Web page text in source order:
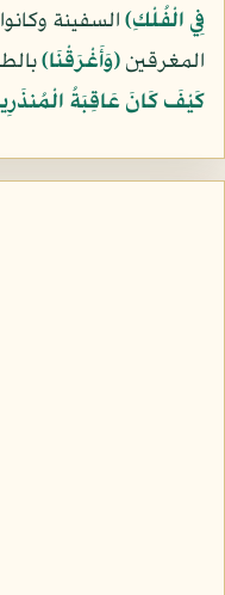
فِي الْفُلْكِ﴾السفينة
المغرقين﴿وَأَغْرَقْنَا﴾
كَيْفَ كَانَ عَاقِبَةُ